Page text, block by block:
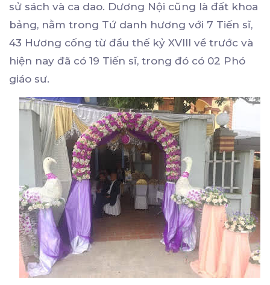
sử sách và ca dao. Dương Nội cũng là đất khoa
bảng, nằm trong Tứ danh hương với 7 Tiến sĩ,
43 Hương cống từ đầu thế kỷ XVIII về trước và
hiện nay đã có 19 Tiến sĩ, trong đó có 02 Phó
giáo sư.